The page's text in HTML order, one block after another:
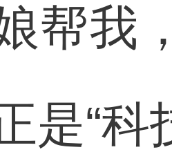
帮我
是“科